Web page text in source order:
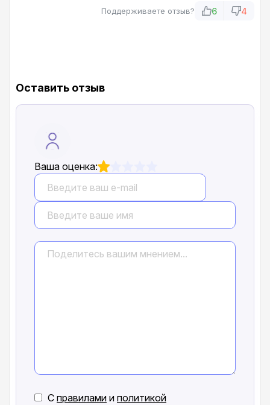
тут начался развод: предложили люксовую
Поддерживаете отзыв? 6 4
Оставить отзыв
Ваша оценка:
С правилами и политикой